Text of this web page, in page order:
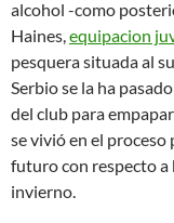
alcohol -como
Haines,equipacion
pesquera situada al
Serbio se la ha
del club para
se vivió en el proceso
futuro con respecto a
invierno.